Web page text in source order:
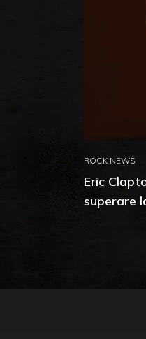
ROCK NEWS
Eric
superare